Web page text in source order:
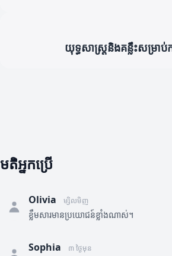
យុទ្ធសាស្ត្រនិងគន្លឹះសម្រា
មតិអ្នកប្រើ
Olivia ម្សិលមិញ
ខ្លឹមសារមានប្រយោជន៍ខ្លាំងណាស់។
Sophia ៣ ថ្ងៃមុន